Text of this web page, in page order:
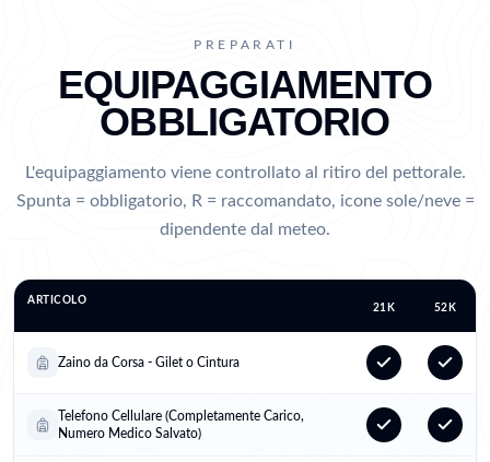
PREPARATI
EQUIPAGGIAMENTO
OBBLIGATORIO
L'equipaggiamento viene controllato al ritiro del pettorale.
Spunta = obbligatorio, R = raccomandato, icone sole/neve =
dipendente dal meteo.
ARTICOLO
21K 52K
Zaino da Corsa - Gilet o Cintura
Telefono Cellulare (Completamente Carico,
Numero Medico Salvato)